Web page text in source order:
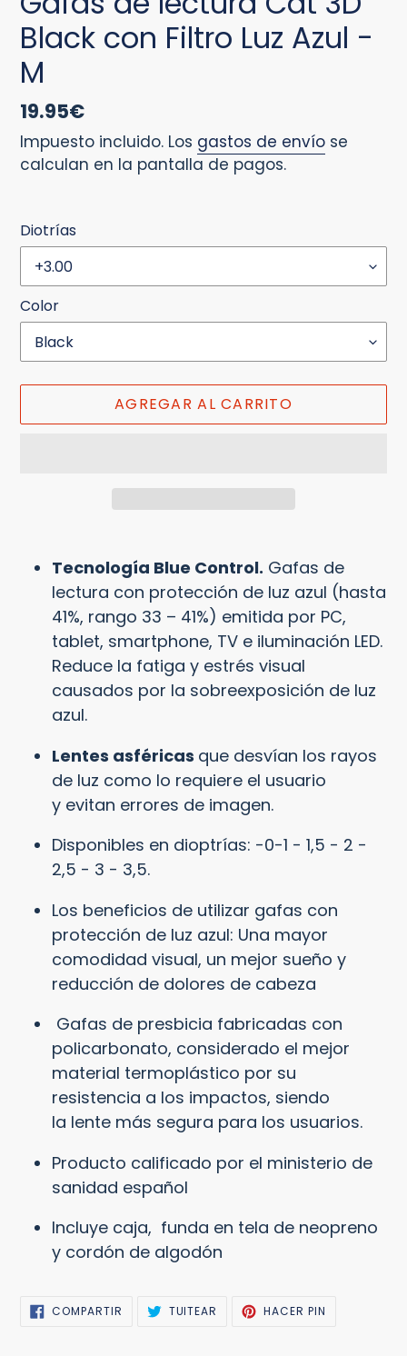
Black con Filtro Luz Azul -
M
Precio
habitual
19.95€
Impuesto incluido. Los gastos de envío se
calculan en la pantalla de pagos.
Diotrías
Color
AGREGAR AL CARRITO
producto
carrito
Tecnología Blue Control. Gafas de
lectura con protección de luz azul (hasta
41%, rango 33 – 41%) emitida por PC,
tablet, smartphone, TV e iluminación LED.
Reduce la fatiga y estrés visual
causados por la sobreexposición de luz
azul.
Lentes asféricas que desvían los rayos
de luz como lo requiere el usuario
y evitan errores de imagen.
Disponibles en dioptrías: -0-1 - 1,5 - 2 -
2,5 - 3 - 3,5.
Los beneficios de utilizar gafas con
protección de luz azul: Una mayor
comodidad visual, un mejor sueño y
reducción de dolores de cabeza
Gafas de presbicia fabricadas con
policarbonato, considerado el mejor
material termoplástico por su
resistencia a los impactos, siendo
la lente más segura para los usuarios.
Producto calificado por el ministerio de
sanidad español
Incluye caja, funda en tela de neopreno
y cordón de algodón
COMPARTIR COMPARTIRTUITEAR TUITEARHACER PIN